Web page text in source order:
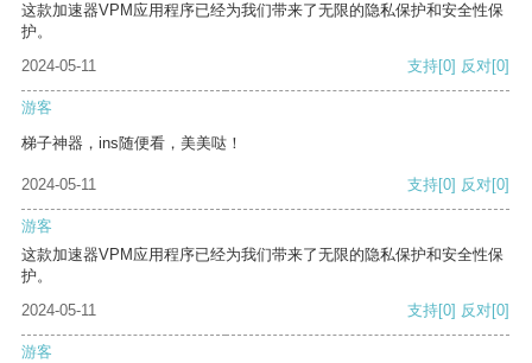
这款加速器VPM应用程序已经为我们带来了无限的隐私保护和安全性保
护。
2024-05-11
支持[0] 反对[0]
游客
梯子神器，ins随便看，美美哒！
2024-05-11 支持[0] 反对[0]
游客
这款加速器VPM应用程序已经为我们带来了无限的隐私保护和安全性保
护。
2024-05-11
支持[0] 反对[0]
游客